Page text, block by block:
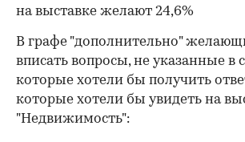
на выставке желают 24,6%
В графе "дополнительно"
вписать вопросы, не указанные в
которые хотели бы получить
которые хотели бы увидеть на
"Недвижимость":